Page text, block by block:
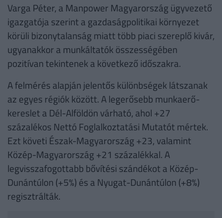
Varga Péter, a Manpower Magyarország ügyvezető
igazgatója szerint a gazdaságpolitikai környezet
körüli bizonytalanság miatt több piaci szereplő kivár,
ugyanakkor a munkáltatók összességében
pozitívan tekintenek a következő időszakra.
A felmérés alapján jelentős különbségek látszanak
az egyes régiók között. A legerősebb munkaerő-
kereslet a Dél-Alföldön várható, ahol +27
százalékos Nettó Foglalkoztatási Mutatót mértek.
Ezt követi Észak-Magyarország +23, valamint
Közép-Magyarország +21 százalékkal. A
legvisszafogottabb bővítési szándékot a Közép-
Dunántúlon (+5%) és a Nyugat-Dunántúlon (+8%)
regisztrálták.